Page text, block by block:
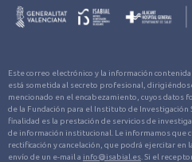
Este correo electrónico y la información
está sometida al secreto profesional,
mencionado en el encabezamiento, cuyos datos
de la Fundación para el Instituto de Investigación
finalidad es la prestación de servicios de
de información institucional. Le informamos que
rectificación y cancelación, que podrá ejercitar en
envío de un e-mail a info@isabial.es . Si el